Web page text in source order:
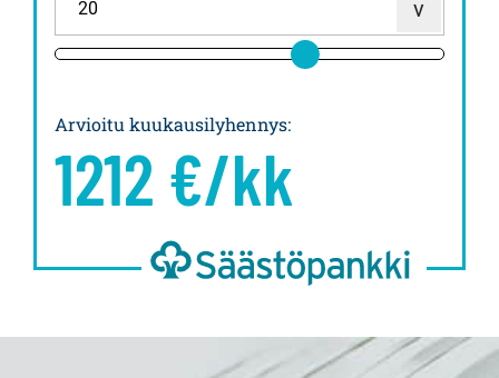
Arvioitu kuukausilyhennys:
1212 €/kk